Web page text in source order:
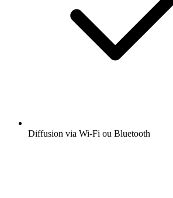
Diffusion via Wi-Fi ou Bluetooth